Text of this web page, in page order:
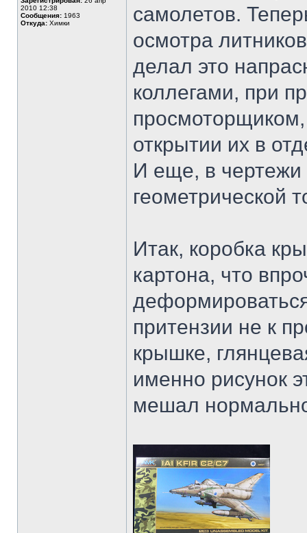
2010 12:38
Сообщения: 1963
Откуда: Химки
самолетов.
осмотра
делал это
коллегами, при
открытии их в
И еще, в чертежи
геометрической
Итак, коробка
картона, что
притензии не к
крышке,
именно рисунок
мешал